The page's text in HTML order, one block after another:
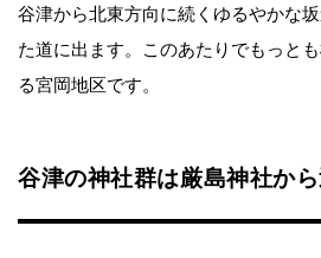
谷津から北東方向に続くゆるやかな
た道に出ます。このあたりでもっと
る宮岡地区です。
谷津の神社群は厳島神社か